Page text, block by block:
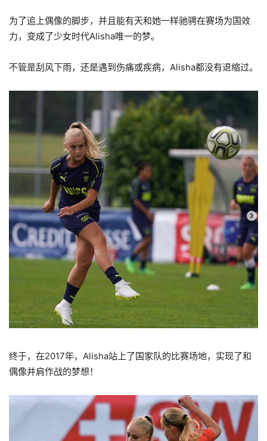
为了追上偶像的脚步，并且能有天和她一样驰骋在赛场为国效
力，变成了少女时代Alisha唯一的梦。
不管是刮风下雨，还是遇到伤痛或疾病，Alisha都没有退缩过。
终于，在2017年，Alisha站上了国家队的比赛场地，实现了和
偶像并肩作战的梦想！